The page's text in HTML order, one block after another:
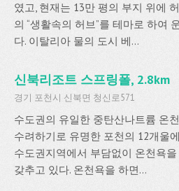
였고, 현재는 13만 평의 부지 위에
의 “생활속의 허브”를 테마로 하여
다. 이탈리아 물의 도시 베...
신북리조트 스프링폴, 2.8km
경기 포천시 신북면 청신로571
수도권의 유일한 중탄산나트륨 온
수려하기로 유명한 포천의 12개울
수도권지역에서 부담없이 온천욕
갖추고 있다. 온천욕을 하면...